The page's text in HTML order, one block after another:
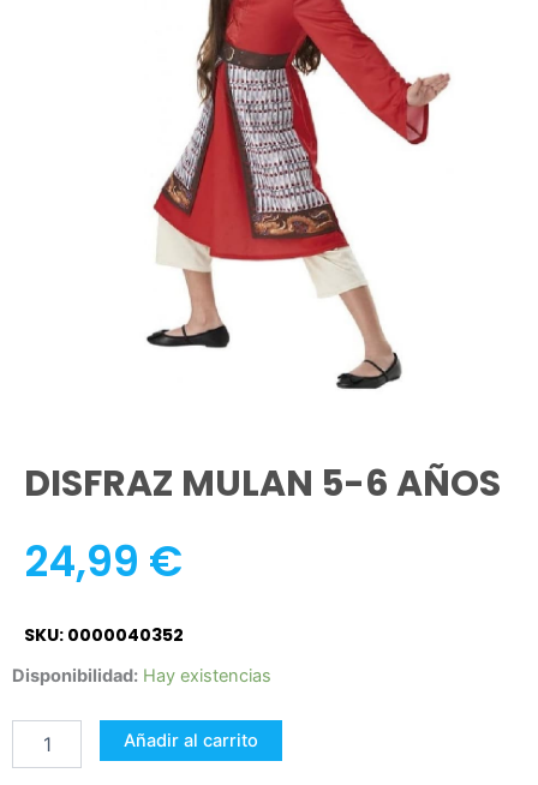
DISFRAZ MULAN 5-6 AÑOS
24,99 €
SKU: 0000040352
Disponibilidad: Hay existencias
DISFRAZ
5-
AÑOS
Añadir al carrito